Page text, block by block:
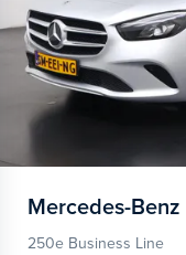
Mercedes-Benz
250e Business Line